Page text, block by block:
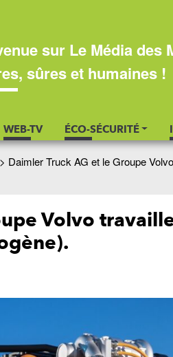
sur Le Média
sûres et humaines !
WEB-TV ÉCO-SÉCURITÉ
> Daimler Truck AG et le Groupe
Volvo